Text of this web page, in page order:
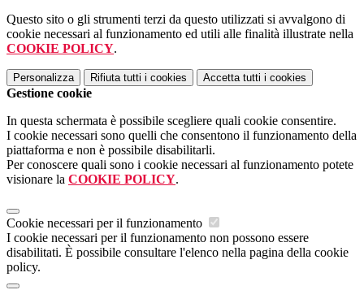
Questo sito o gli strumenti terzi da questo utilizzati si avvalgono di
cookie necessari al funzionamento ed utili alle finalità illustrate nella
COOKIE POLICY.
Personalizza Rifiuta tutti i cookies Accetta tutti i cookies
Gestione cookie
In questa schermata è possibile scegliere quali cookie consentire.
I cookie necessari sono quelli che consentono il funzionamento della
piattaforma e non è possibile disabilitarli.
Per conoscere quali sono i cookie necessari al funzionamento potete
visionare la COOKIE POLICY.
Cookie necessari per il funzionamento
I cookie necessari per il funzionamento non possono essere
disabilitati. È possibile consultare l'elenco nella pagina della cookie
policy.